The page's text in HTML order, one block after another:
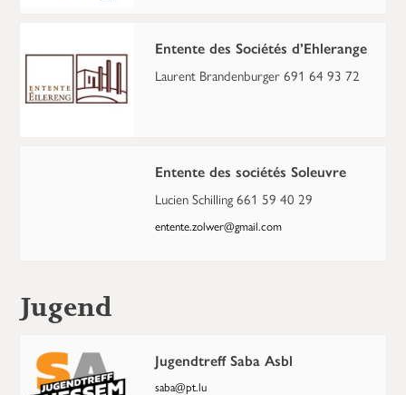
Entente des Sociétés d’Ehlerange
Laurent Brandenburger 691 64 93 72
Entente des sociétés Soleuvre
Lucien Schilling 661 59 40 29
entente.zolwer@gmail.com
Jugend
Jugendtreff Saba Asbl
saba@pt.lu